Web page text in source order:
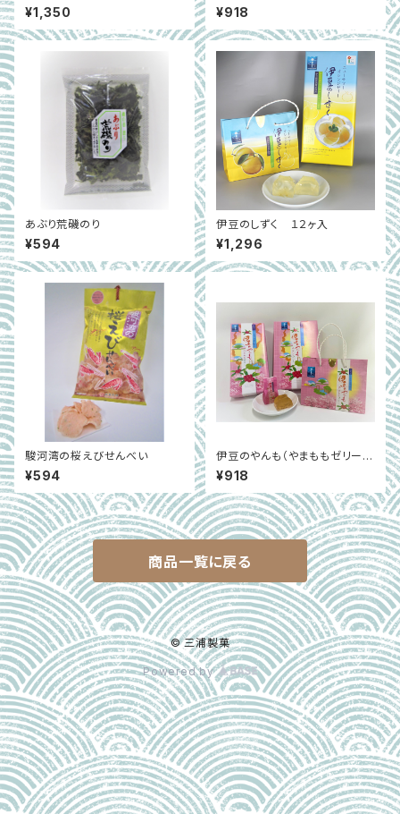
¥1,350 ¥918
あぶり荒磯のり
¥594
伊豆のしずく １２ヶ入
¥1,296
駿河湾の桜えびせんべい
¥594
伊豆のやんも（やまももゼリー）
8ヶ入り
¥918
商品一覧に戻る
© 三浦製菓
Powered by